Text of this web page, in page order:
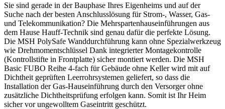
Sie sind gerade in der Bauphase Ihres Eigenheims und auf der
Suche nach der besten Anschlusslösung für Strom-, Wasser, Gas-
und Telekommunikation? Die Mehrspartenhauseinführungen aus
dem Hause Hauff-Technik sind genau dafür die perfekte Lösung.
Die MSH PolySafe Wanddurchführung kann ohne Spezialwerkzeug
wie Drehmomentschlüssel Dank integrierter Montagekontrolle
(Kontrollstifte in Frontplatte) sicher montiert werden. Die MSH
Basic FUBO Reihe 4-fach für Gebäude ohne Keller wird mit auf
Dichtheit geprüften Leerrohrsystemen geliefert, so dass die
Installation der Gas-Hauseinführung durch den Versorger ohne
zusätzliche Dichtheitsprüfung erfolgen kann. Somit ist Ihr Heim
sicher vor ungewolltem Gaseintritt geschützt.